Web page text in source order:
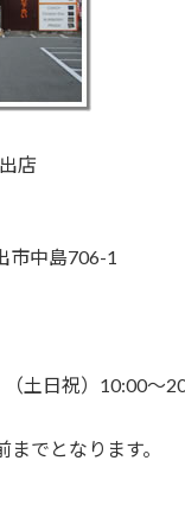
店
市中島706-1
土日祝）10:00～
でとなります。